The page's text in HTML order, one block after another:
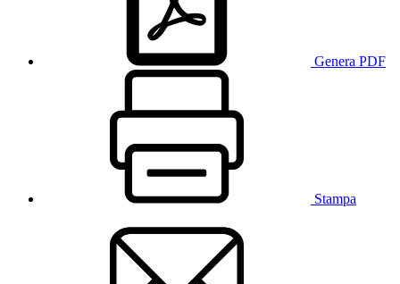
Genera PDF
Stampa